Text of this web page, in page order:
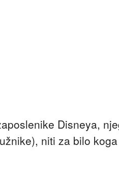
Disneya,
niti za bilo